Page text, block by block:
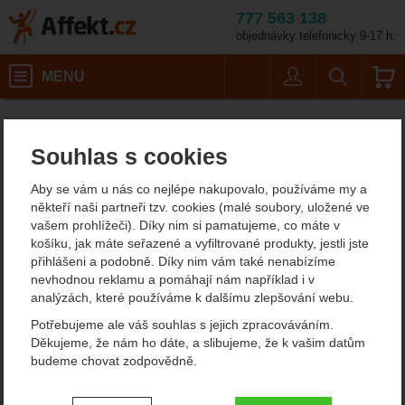
Souhlas s cookies
Aby se vám u nás co nejlépe nakupovalo, používáme my a
někteří naši partneři tzv. cookies (malé soubory, uložené ve
vašem prohlížeči). Díky nim si pamatujeme, co máte v
košíku, jak máte seřazené a vyfiltrované produkty, jestli jste
přihlášeni a podobně. Díky nim vám také nenabízíme
nevhodnou reklamu a pomáhají nám například i v
analýzách, které používáme k dalšímu zlepšování webu.
Potřebujeme ale váš souhlas s jejich zpracováváním.
Děkujeme, že nám ho dáte, a slibujeme, že k vašim datům
budeme chovat zodpovědně.
Nastavení souhlasů s kategoriemi
777 563 138
objednávky telefonicky 9-17 h.
MENU
Climbing
Climbing Technology OVX
SGL
Fotografie